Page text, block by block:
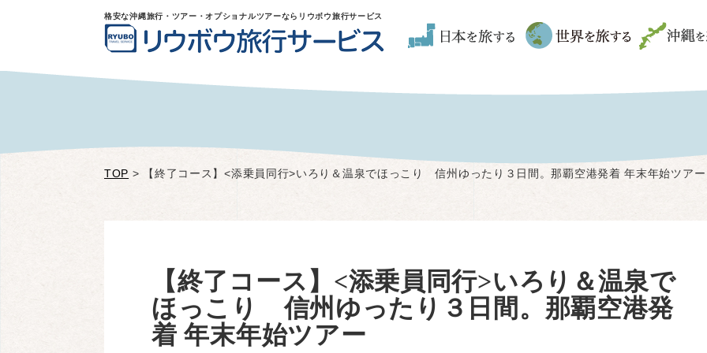
格安な沖縄旅行・ツアー・オプショナルツアーならリウボウ旅行サービス
TOP > 【終了コース】<添乗員同行>いろり＆温泉でほっこり 信州ゆったり３日間。那覇空港発着 年末年始ツアー
【終了コース】<添乗員同行>いろり＆温泉で
ほっこり 信州ゆったり３日間。那覇空港発
着 年末年始ツアー